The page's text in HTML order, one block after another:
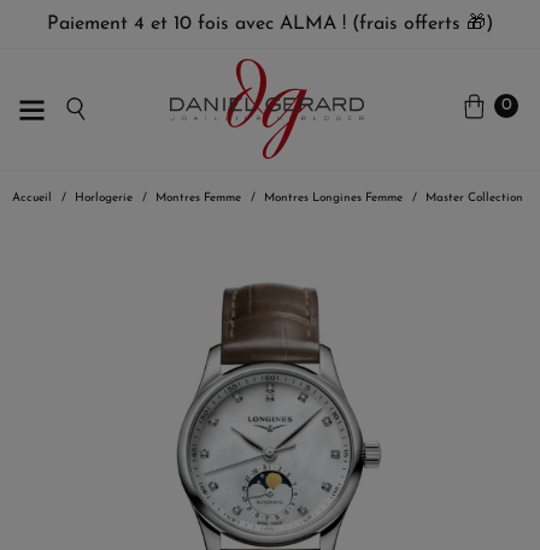
Paiement 4 et 10 fois avec ALMA ! (frais offerts 🎁)
0
Accueil Horlogerie Montres Femme Montres Longines Femme Master Collection